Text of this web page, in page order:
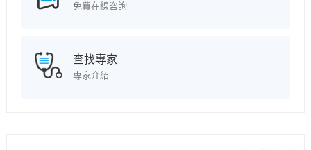
免費在線咨詢
查找專家
專家介紹